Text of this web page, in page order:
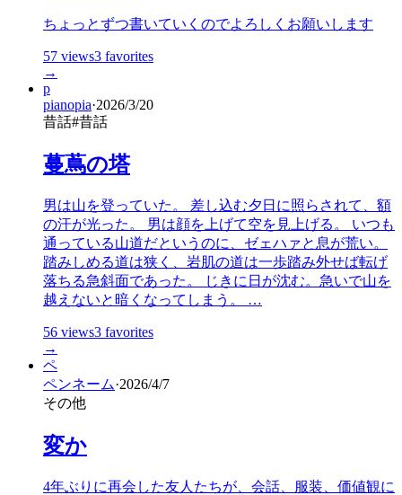
ちょっとずつ書いていくのでよろしくお願いします
57 views3 favorites
→
p
pianopia·2026/3/20
昔話#昔話
蔓蔦の塔
男は山を登っていた。 差し込む夕日に照らされて、額
の汗が光った。 男は顔を上げて空を見上げる。 いつも
通っている山道だというのに、ゼェハァと息が荒い。
踏みしめる道は狭く、岩肌の道は一歩踏み外せば転げ
落ちる急斜面であった。 じきに日が沈む。急いで山を
越えないと暗くなってしまう。 …
56 views3 favorites
→
ペ
ペンネーム·2026/4/7
その他
変か
4年ぶりに再会した友人たちが、会話、服装、価値観に